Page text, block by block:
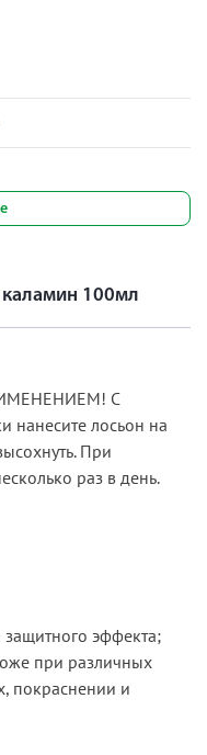
100мл
С
нанесите лосьон на
При
раз в день.
эффекта;
при различных
покраснении и